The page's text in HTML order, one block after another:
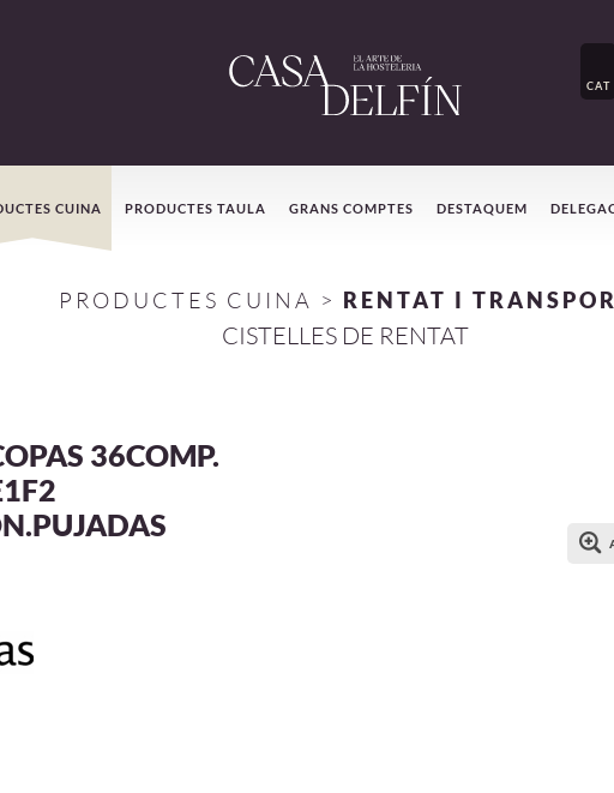
CAT
CUINA PRODUCTES TAULA GRANS COMPTES DESTAQUEM
PRODUCTES CUINA > RENTAT I
CISTELLES DE RENTAT
36COMP.